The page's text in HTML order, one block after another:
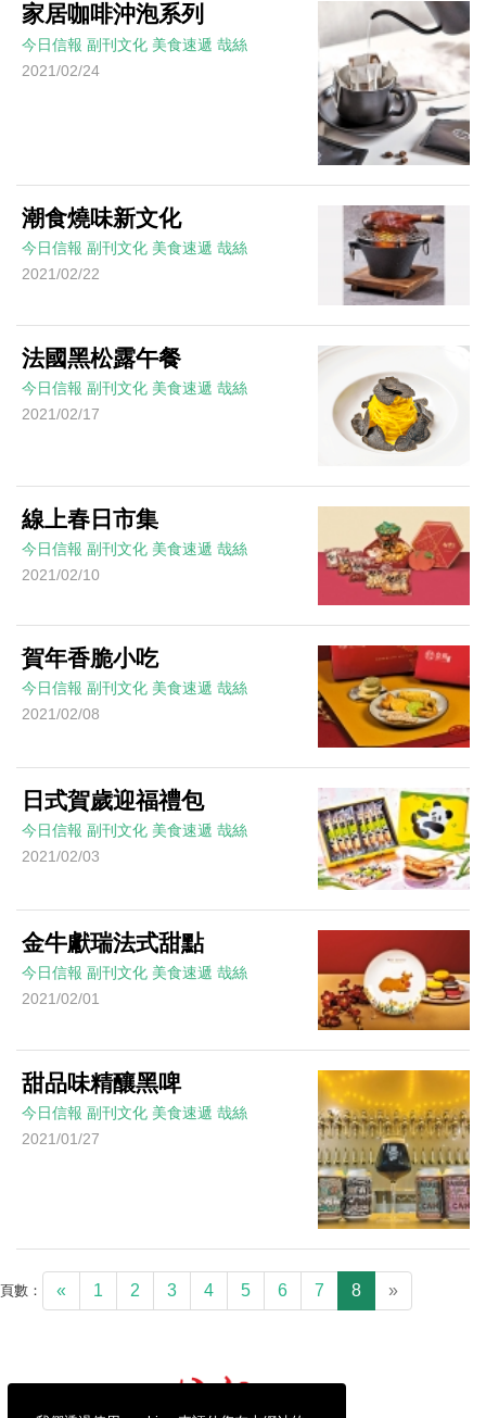
家居咖啡沖泡系列
今日信報 副刊文化 美食速遞 哉絲
2021/02/24
潮食燒味新文化
今日信報 副刊文化 美食速遞 哉絲
2021/02/22
法國黑松露午餐
今日信報 副刊文化 美食速遞 哉絲
2021/02/17
線上春日市集
今日信報 副刊文化 美食速遞 哉絲
2021/02/10
賀年香脆小吃
今日信報 副刊文化 美食速遞 哉絲
2021/02/08
日式賀歲迎福禮包
今日信報 副刊文化 美食速遞 哉絲
2021/02/03
金牛獻瑞法式甜點
今日信報 副刊文化 美食速遞 哉絲
2021/02/01
甜品味精釀黑啤
今日信報 副刊文化 美食速遞 哉絲
2021/01/27
頁數： « 1 2 3 4 5 6 7 8 »